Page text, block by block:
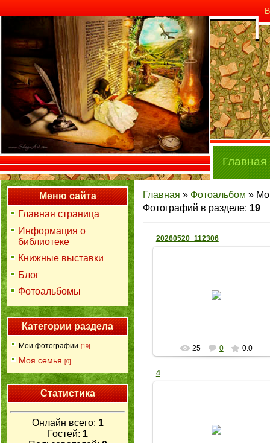
Главная
Меню сайта
Главная страница
Информация о
библиотеке
Книжные выставки
Блог
Фотоальбомы
Категории раздела
Мои фотографии [19]
Моя семья [0]
Статистика
Онлайн всего: 1
Гостей: 1
Главная » Фотоальбом »
Фотографий в разделе: 19
20260520_112306
25 0 0.0
4